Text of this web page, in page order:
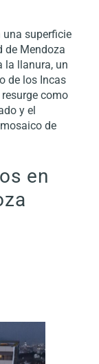
una superficie
de Mendoza
la llanura, un
de los Incas
como
y el
de
en